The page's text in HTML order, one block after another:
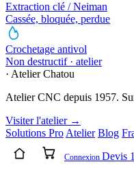
Extraction clé / Neiman
Cassée, bloquée, perdue
Crochetage antivol
Non destructif · atelier
· Atelier Chatou
Atelier CNC depuis 1957.
Visiter l'atelier →
Solutions Pro Atelier Blog
Connexion Devis